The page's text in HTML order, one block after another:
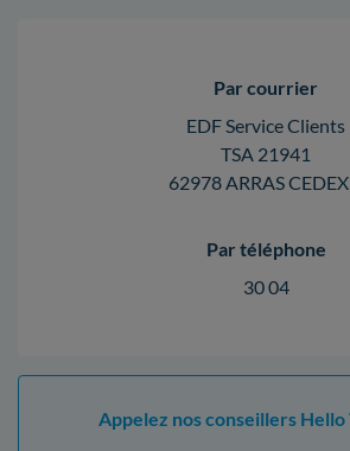
Par courrier
EDF Service Clients
TSA 21941
62978 ARRAS
Par téléphone
30 04
Appelez nos conseillers